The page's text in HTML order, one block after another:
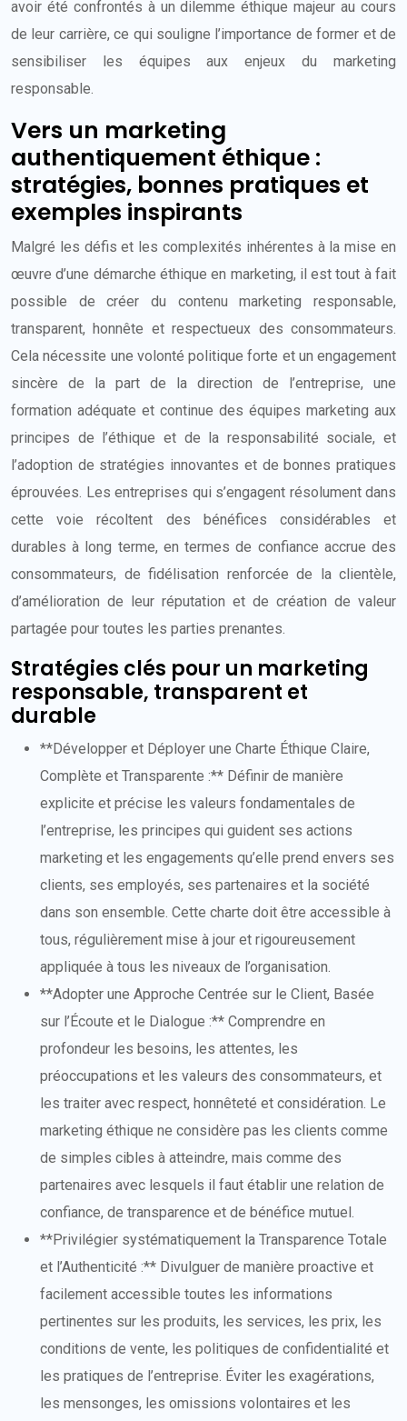
avoir été confrontés à un dilemme éthique majeur au cours
de leur carrière, ce qui souligne l’importance de former et de
sensibiliser les équipes aux enjeux du marketing
responsable.
Vers un marketing
authentiquement éthique :
stratégies, bonnes pratiques et
exemples inspirants
Malgré les défis et les complexités inhérentes à la mise en
œuvre d’une démarche éthique en marketing, il est tout à fait
possible de créer du contenu marketing responsable,
transparent, honnête et respectueux des consommateurs.
Cela nécessite une volonté politique forte et un engagement
sincère de la part de la direction de l’entreprise, une
formation adéquate et continue des équipes marketing aux
principes de l’éthique et de la responsabilité sociale, et
l’adoption de stratégies innovantes et de bonnes pratiques
éprouvées. Les entreprises qui s’engagent résolument dans
cette voie récoltent des bénéfices considérables et
durables à long terme, en termes de confiance accrue des
consommateurs, de fidélisation renforcée de la clientèle,
d’amélioration de leur réputation et de création de valeur
partagée pour toutes les parties prenantes.
Stratégies clés pour un marketing
responsable, transparent et
durable
**Développer et Déployer une Charte Éthique Claire,
Complète et Transparente :** Définir de manière
explicite et précise les valeurs fondamentales de
l’entreprise, les principes qui guident ses actions
marketing et les engagements qu’elle prend envers ses
clients, ses employés, ses partenaires et la société
dans son ensemble. Cette charte doit être accessible à
tous, régulièrement mise à jour et rigoureusement
appliquée à tous les niveaux de l’organisation.
**Adopter une Approche Centrée sur le Client, Basée
sur l’Écoute et le Dialogue :** Comprendre en
profondeur les besoins, les attentes, les
préoccupations et les valeurs des consommateurs, et
les traiter avec respect, honnêteté et considération. Le
marketing éthique ne considère pas les clients comme
de simples cibles à atteindre, mais comme des
partenaires avec lesquels il faut établir une relation de
confiance, de transparence et de bénéfice mutuel.
**Privilégier systématiquement la Transparence Totale
et l’Authenticité :** Divulguer de manière proactive et
facilement accessible toutes les informations
pertinentes sur les produits, les services, les prix, les
conditions de vente, les politiques de confidentialité et
les pratiques de l’entreprise. Éviter les exagérations,
les mensonges, les omissions volontaires et les